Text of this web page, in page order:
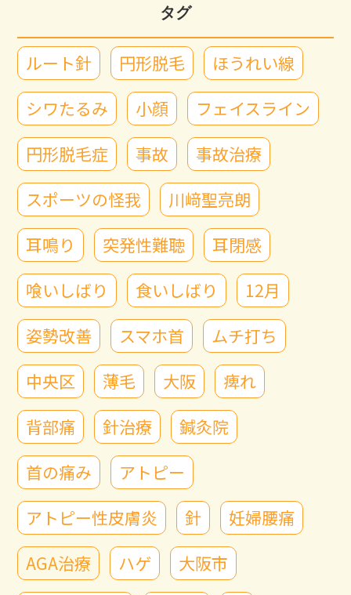
タグ
ルート針 円形脱毛
ほうれい線
シワたるみ
小顔
フェイスライン
円形脱毛症
事故
事故治療
スポーツの怪我
川﨑聖亮朗
耳鳴り
突発性難聴
耳閉感
喰いしばり
食いしばり
12月
姿勢改善
スマホ首
ムチ打ち
中央区
薄毛 大阪
痺れ
背部痛
針治療
鍼灸院
首の痛み
アトピー
アトピー性皮膚炎
針
妊婦腰痛
AGA治療
ハゲ
大阪市